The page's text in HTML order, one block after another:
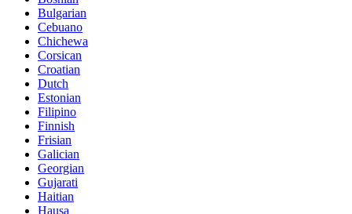
Bulgarian
Cebuano
Chichewa
Corsican
Croatian
Dutch
Estonian
Filipino
Finnish
Frisian
Galician
Georgian
Gujarati
Haitian
Hausa